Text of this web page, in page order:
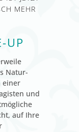
MEHR
UP
Natur-
einer
und
auf Ihre